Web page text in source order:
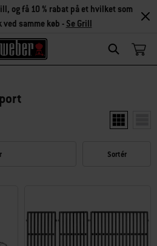
Search
og få 10 % rabat på et hvilket som
samme køb - Se Grill
Vis to
Sortér